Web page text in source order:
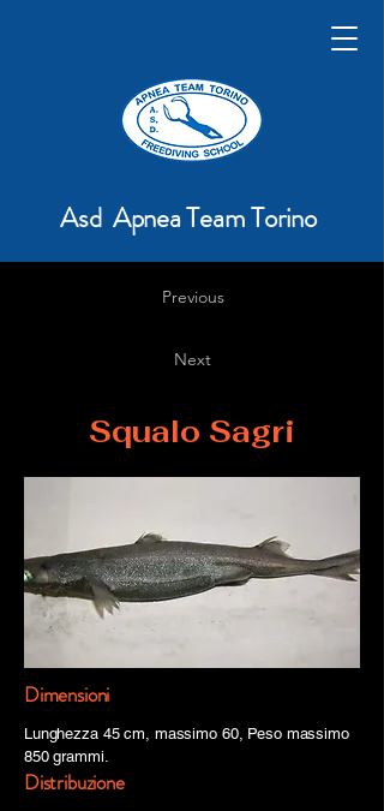
Asd Apnea Team Torino
Previous
Next
Squalo Sagri
Dimensioni
Lunghezza 45 cm, massimo 60, Peso massimo
850 grammi.
Distribuzione